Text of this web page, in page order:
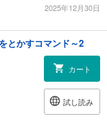
2025年12月30日
とかすコマンド～2
カート
試し読み